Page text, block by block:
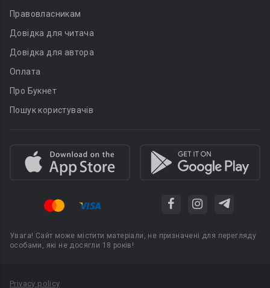
Правовласникам
Довідка для читача
Довідка для автора
Оплата
Про Букнет
Пошук користувачів
Увага! Сайт може містити матеріали, не призначені для перегляду
особами, які не досягли 18 років!
Privacy policy